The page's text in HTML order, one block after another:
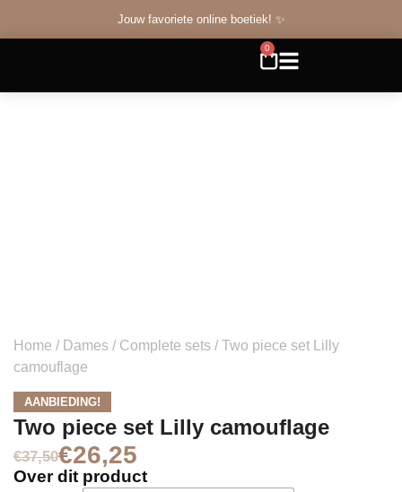
Jouw favoriete online boetiek! ✨
0
Home / Dames / Complete sets / Two piece set Lilly
camouflage
AANBIEDING!
Two piece set Lilly camouflage
€37,50€26,25
Over dit product